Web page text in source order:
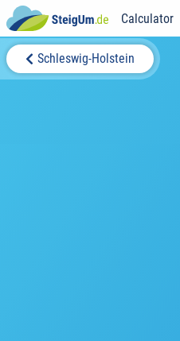
Calculator
Schleswig-Holstein